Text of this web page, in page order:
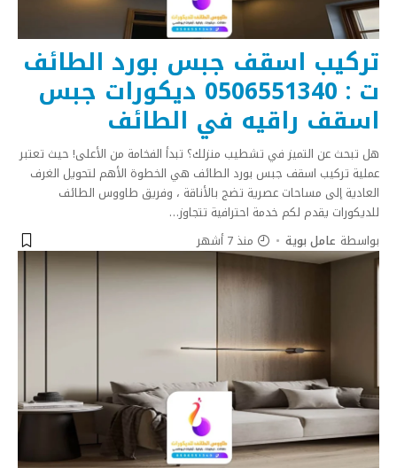
تركيب اسقف جبس بورد الطائف
ت : 0506551340 ديكورات جبس
اسقف راقيه في الطائف
هل تبحث عن التميز في تشطيب منزلك؟ تبدأ الفخامة من الأعلى! حيث تعتبر
عملية تركيب اسقف جبس بورد الطائف هي الخطوة الأهم لتحويل الغرف
العادية إلى مساحات عصرية تضج بالأناقة ، وفريق طاووس الطائف
للديكورات يقدم لكم خدمة احترافية تتجاوز…
بواسطة عامل بوية منذ 7 أشهر